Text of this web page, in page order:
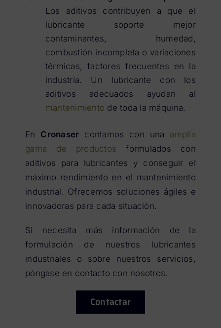
Los aditivos contribuyen a que el
lubricante soporte mejor
contaminantes, humedad,
combustión incompleta o variaciones
térmicas, factores frecuentes en la
industria. Un lubricante con los
aditivos adecuados ayudan al
mantenimiento de toda la máquina.
En Cronaser contamos con una amplia
gama de productos formulados con
aditivos para lubricantes y conseguir el
máximo rendimiento en el mantenimiento
industrial. Ofrecemos soluciones ágiles e
innovadoras para cada situación.
Si necesita más información de la
formulación de nuestros lubricantes
industriales o sobre nuestros servicios,
póngase en contacto con nosotros.
Contactar